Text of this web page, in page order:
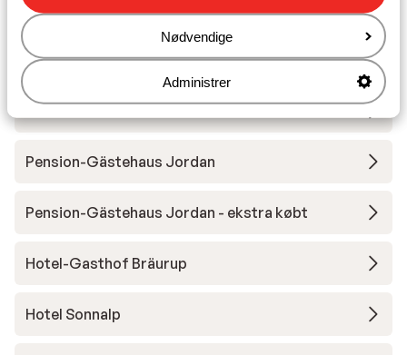
Nødvendige
Administrer
Andre overnatningssteder i
Kirchberg/Kitzbühel
Pension-Gästehaus Jordan
Pension-Gästehaus Jordan - ekstra købt
Hotel-Gasthof Bräurup
Hotel Sonnalp